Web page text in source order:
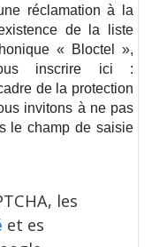
réclamation à la
de la liste
« Bloctel »,
inscrire ici :
de la protection
invitons à ne pas
le champ de saisie
les
et es